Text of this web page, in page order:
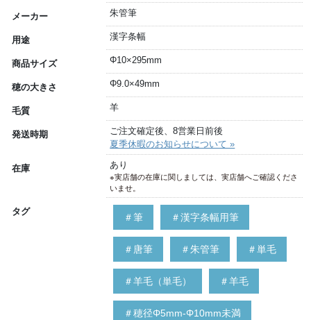
メーカー 朱管筆
用途 漢字条幅
商品サイズ Φ10×295mm
穂の大きさ Φ9.0×49mm
毛質 羊
発送時期
ご注文確定後、8営業日前後
夏季休暇のお知らせについて »
在庫 あり
※実店舗の在庫に関しましては、実店舗へご確認くださ
いませ。
タグ
＃筆 ＃漢字条幅用筆
＃唐筆 ＃朱管筆 ＃単毛
＃羊毛（単毛） ＃羊毛
＃穂径Φ5mm-Φ10mm未満